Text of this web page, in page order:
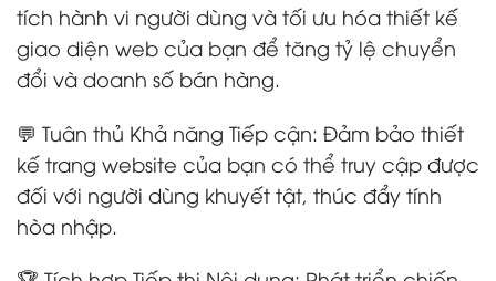
tích hành vi người dùng và tối ưu hóa thiết kế
giao diện web của bạn để tăng tỷ lệ chuyển
đổi và doanh số bán hàng.
💬 Tuân thủ Khả năng Tiếp cận: Đảm bảo thiết
kế trang website của bạn có thể truy cập được
đối với người dùng khuyết tật, thúc đẩy tính
hòa nhập.